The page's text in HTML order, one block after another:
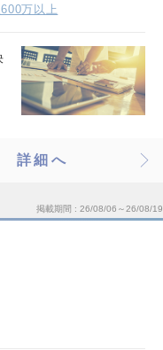
万以上
詳細へ
掲載期間 26/08/06～26/08/19